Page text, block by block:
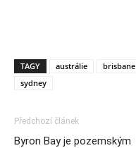
TAGY austrálie brisbane
sydney
Předchozí článek
Byron Bay je pozemským